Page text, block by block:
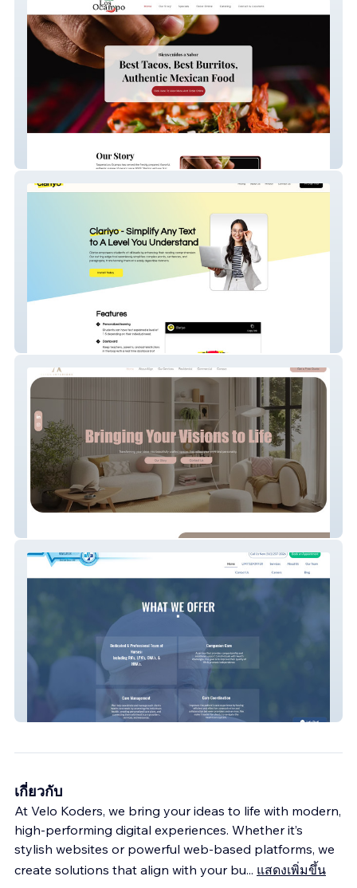
Taqueria Los Ocampo
SCNG Care Navigator
เกี่ยวกับ
At Velo Koders, we bring your ideas to life with modern,
high-performing digital experiences. Whether it’s
stylish websites or powerful web-based platforms, we
create solutions that align with your bu... แสดงเพิ่มขึ้น